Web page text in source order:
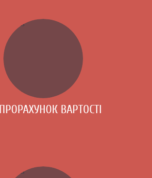
ПРОРАХУНОК ВАРТОСТІ